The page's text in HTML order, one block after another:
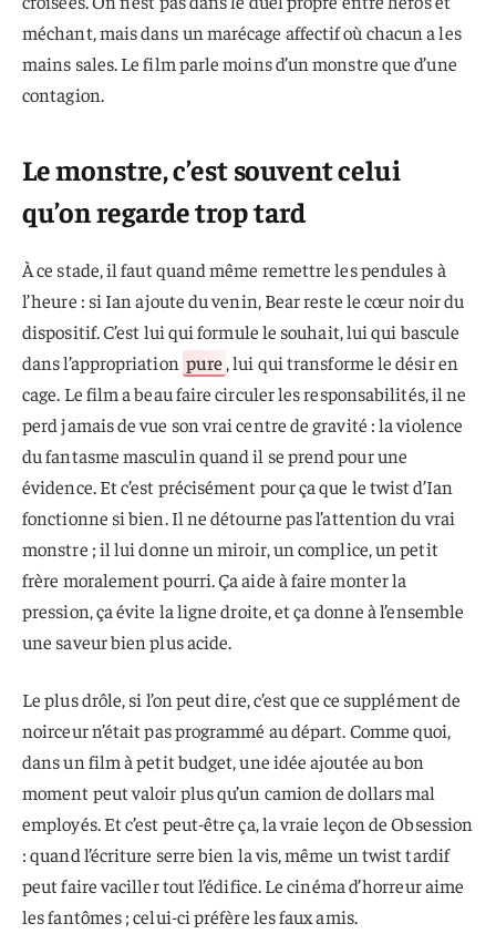
méchant, mais dans un marécage affectif où chacun a les
mains sales. Le film parle moins d’un monstre que d’une
contagion.
Le monstre, c’est souvent celui
qu’on regarde trop tard
À ce stade, il faut quand même remettre les pendules à
l’heure : si Ian ajoute du venin, Bear reste le cœur noir du
dispositif. C’est lui qui formule le souhait, lui qui bascule
dans l’appropriation pure, lui qui transforme le désir en
cage. Le film a beau faire circuler les responsabilités, il ne
perd jamais de vue son vrai centre de gravité : la violence
du fantasme masculin quand il se prend pour une
évidence. Et c’est précisément pour ça que le twist d’Ian
fonctionne si bien. Il ne détourne pas l’attention du vrai
monstre ; il lui donne un miroir, un complice, un petit
frère moralement pourri. Ça aide à faire monter la
pression, ça évite la ligne droite, et ça donne à l’ensemble
une saveur bien plus acide.
Le plus drôle, si l’on peut dire, c’est que ce supplément de
noirceur n’était pas programmé au départ. Comme quoi,
dans un film à petit budget, une idée ajoutée au bon
moment peut valoir plus qu’un camion de dollars mal
employés. Et c’est peut-être ça, la vraie leçon de Obsession
: quand l’écriture serre bien la vis, même un twist tardif
peut faire vaciller tout l’édifice. Le cinéma d’horreur aime
les fantômes ; celui-ci préfère les faux amis.